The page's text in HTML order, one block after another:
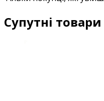
Супутні товари